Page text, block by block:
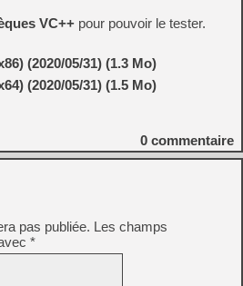
VC++ pour pouvoir le tester.
(2020/05/31) (1.3 Mo)
(2020/05/31) (1.5 Mo)
0 commentaire
pas publiée. Les champs
*